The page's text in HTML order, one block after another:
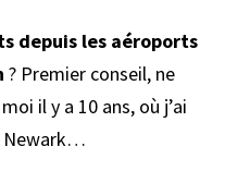
depuis les aéroports
? Premier conseil, ne
il y a 10 ans, où j’ai
Newark…